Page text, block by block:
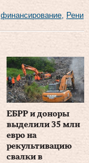
финансирование Рени
ЕБРР и доноры
выделили 35 млн
евро на
рекультивацию
свалки в